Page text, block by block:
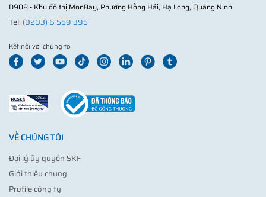
D908 - Khu đô thị MonBay, Phường Hồng Hải, Hạ Long, Quảng Ninh
Tel: (0203) 6 559 395
Kết nối với chúng tôi
VỀ CHÚNG TÔI
Đại lý ủy quyền SKF
Giới thiệu chung
Profile công ty